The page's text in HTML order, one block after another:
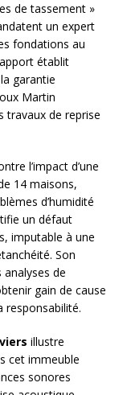
de tassement »
un expert
fondations au
établit
garantie
Martin
travaux de reprise
l’impact d’une
14 maisons,
d’humidité
un défaut
imputable à une
Son
de
gain de cause
illustre
cet immeuble
sonores